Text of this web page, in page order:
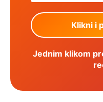
Jednim klikom